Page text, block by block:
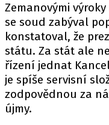
Zemanovými
se soud zabýval
konstatoval, že
státu. Za stát ale
řízení jednat
je spíše servisní
zodpovědnou za
újmy.